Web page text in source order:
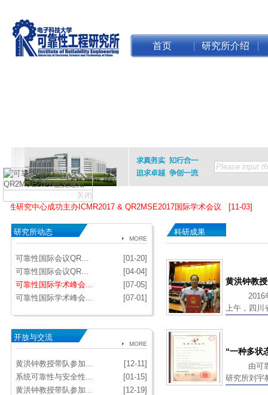
首页 研究所介绍
关闭
究中心成功主办ICMR2017 & QR2MSE2017国际学术会议 [11-03]
研究所动态
MORE
可靠性国际会议QR...
[01-20]
可靠性国际会议QR...
[04-04]
可靠性国际学术峰会...
[07-05]
可靠性国际学术峰会...
[07-01]
开放与交流
MORE
黄洪钟教授带队参加...
[12-11]
系统可靠性与安全性...
[01-15]
黄洪钟教授带队参加...
[12-19]
科研成果
黄洪钟教
2016年
上午，四川
“一种多状
由可靠
研究所刘宇